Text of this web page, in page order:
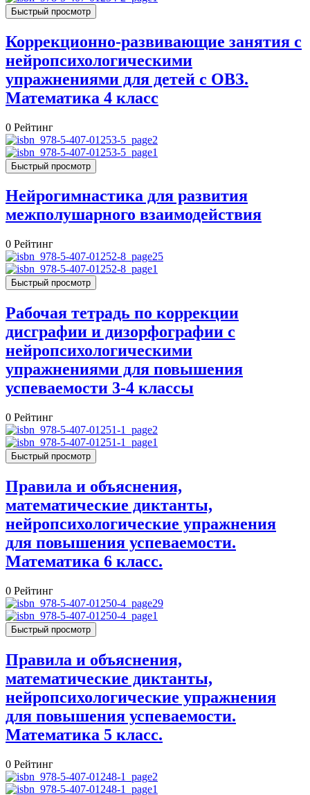
Быстрый просмотр
Коррекционно-развивающие занятия с
нейропсихологическими
упражнениями для детей с ОВЗ.
Математика 4 класс
0 Рейтинг
Быстрый просмотр
Нейрогимнастика для развития
межполушарного взаимодействия
0 Рейтинг
Быстрый просмотр
Рабочая тетрадь по коррекции
дисграфии и дизорфографии с
нейропсихологическими
упражнениями для повышения
успеваемости 3-4 классы
0 Рейтинг
Быстрый просмотр
Правила и объяснения,
математические диктанты,
нейропсихологические упражнения
для повышения успеваемости.
Математика 6 класс.
0 Рейтинг
Быстрый просмотр
Правила и объяснения,
математические диктанты,
нейропсихологические упражнения
для повышения успеваемости.
Математика 5 класс.
0 Рейтинг